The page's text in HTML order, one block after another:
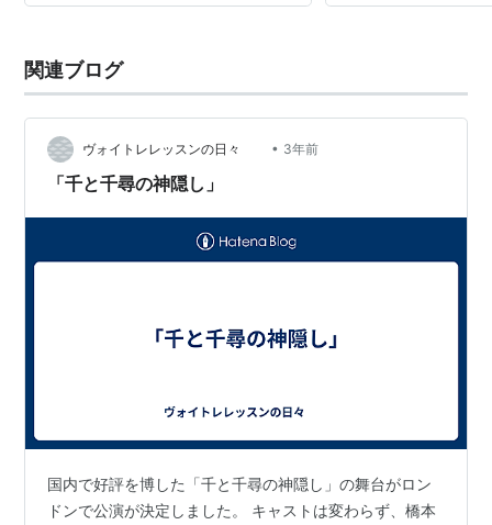
関連ブログ
ヴォイトレレッスンの日々 • 3年前
「千と千尋の神隠し」
国内で好評を博した「千と千尋の神隠し」の舞台がロン
ドンで公演が決定しました。 キャストは変わらず、橋本